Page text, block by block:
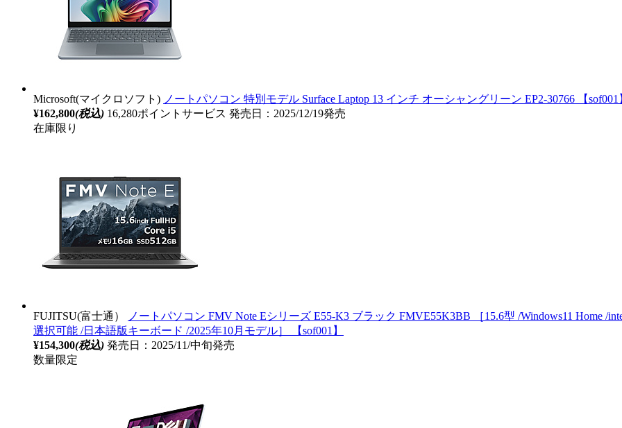
Microsoft(マイクロソフト) ノートパソコン 特別モデル Surface Laptop 13 インチ オーシャングリーン EP2-30766 【sof001
¥162,800(税込) 16,280ポイントサービス 発売日：2025/12/19発売
在庫限り
FUJITSU(富士通）
ノートパソコン FMV Note Eシリーズ E55-K3 ブラック FMVE55K3BB ［15.6型 /Windows11 Home /
選択可能 /日本語版キーボード /2025年10月モデル］ 【sof001】
¥154,300(税込) 発売日：2025/11/中旬発売
数量限定